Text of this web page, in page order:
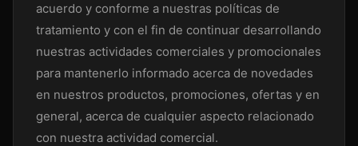
acuerdo y conforme a nuestras políticas de
tratamiento y con el fin de continuar desarrollando
nuestras actividades comerciales y promocionales
para mantenerlo informado acerca de novedades
en nuestros productos, promociones, ofertas y en
general, acerca de cualquier aspecto relacionado
con nuestra actividad comercial.